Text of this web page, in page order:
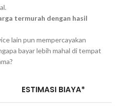
termurah dengan hasil
lain pun mempercayakan
bayar lebih mahal di tempat
ESTIMASI BIAYA*